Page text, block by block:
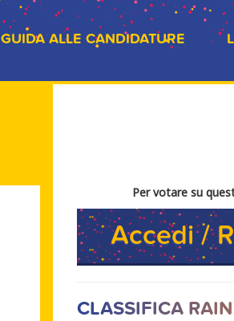
GUIDA ALLE CANDIDATURE
Per votare su
Accedi /
CLASSIFICA